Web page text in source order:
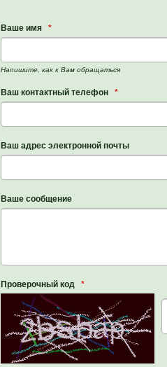
Ваше имя *
Напишите, как к Вам обращаться
Ваш контактный телефон *
Ваш адрес электронной почты
Ваше сообщение
Проверочный код *